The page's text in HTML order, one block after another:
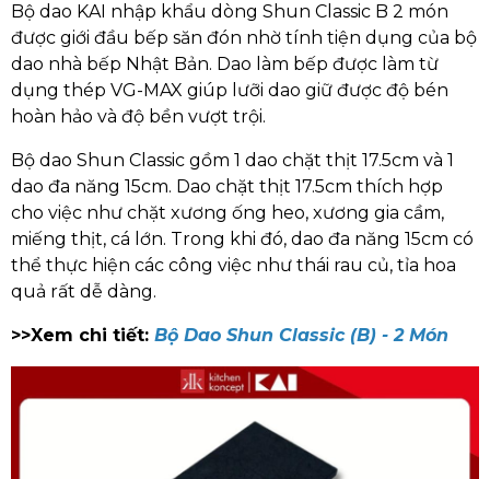
Bộ dao KAI nhập khẩu dòng Shun Classic B 2 món
được giới đầu bếp săn đón nhờ tính tiện dụng của bộ
dao nhà bếp Nhật Bản. Dao làm bếp được làm từ
dụng thép VG-MAX giúp lưỡi dao giữ được độ bén
hoàn hảo và độ bền vượt trội.
Bộ dao Shun Classic gồm 1 dao chặt thịt 17.5cm và 1
dao đa năng 15cm. Dao chặt thịt 17.5cm thích hợp
cho việc như chặt xương ống heo, xương gia cầm,
miếng thịt, cá lớn. Trong khi đó, dao đa năng 15cm có
thể thực hiện các công việc như thái rau củ, tỉa hoa
quả rất dễ dàng.
>>Xem chi tiết: Bộ Dao Shun Classic (B) - 2 Món